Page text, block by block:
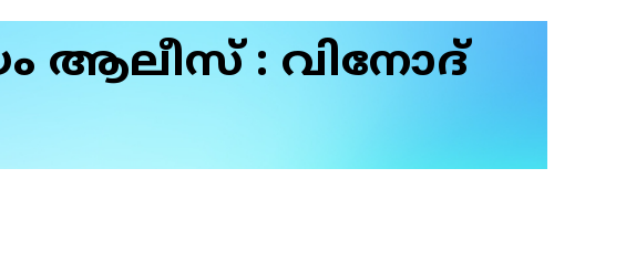
ആലീസ് : വിനോദ്